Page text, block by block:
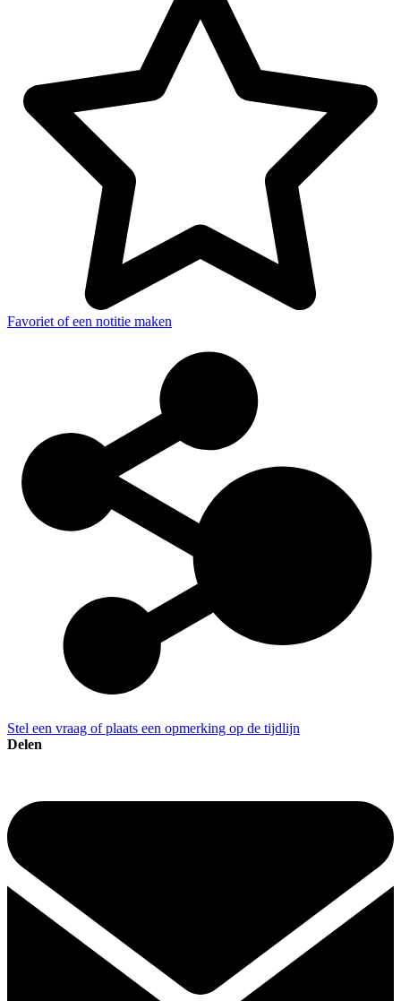
Favoriet of een notitie maken
Stel een vraag of plaats een opmerking op de tijdlijn
Delen